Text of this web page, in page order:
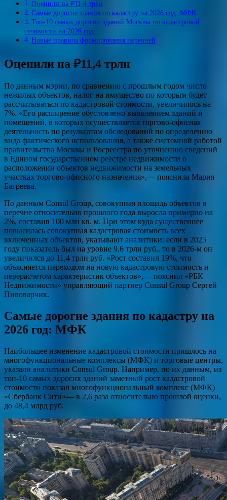
Оценили на ₽11,4 трлн
Самые дорогие здания по кадастру на 2026 год: МФК
Топ-10 самых дорогих зданий Москвы по кадастровой
стоимости на 2026 год
Новые правила формирования перечней
Оценили на ₽11,4 трлн
По данным мэрии, по сравнению с прошлым годом число
нежилых объектов, налог на имущество по которым будет
рассчитываться по кадастровой стоимости, увеличилось на
7%. «Его расширение обусловлено выявлением зданий и
помещений, в которых осуществляется торгово-офисная
деятельность по результатам обследований по определению
вида фактического использования, а также системной работой
правительства Москвы и Росреестра по уточнению сведений
в Едином государственном реестре недвижимости о
расположении объектов недвижимости на земельных
участках торгово-офисного назначения»,— пояснила Мария
Багреева.
По данным Consul Group, совокупная площадь объектов в
перечне относительно прошлого года выросла примерно на
2%, составив 100 млн кв. м. При этом куда существеннее
повысилась совокупная кадастровая стоимость всех
включенных объектов, указывают аналитики: если в 2025
году показатель был на уровне 9,6 трлн руб., то в 2026-м он
увеличился до 11,4 трлн руб. «Рост составил 19%, что
объясняется переходом на новую кадастровую стоимость и
перерасчетом характеристик объектов»,— пояснил «РБК
Недвижимости» управляющий партнер Consul Group Сергей
Пивоварчик.
Самые дорогие здания по кадастру на
2026 год: МФК
Наибольшее изменение кадастровой стоимости пришлось на
многофункциональные комплексы (МФК) и торговые центры,
указали аналитики Consul Group. Например, по их данным, из
топ-10 самых дорогих зданий заметный рост кадастровой
стоимости показал многофункциональный комплекс (МФК)
«Сбербанк Сити»— в 2,6 раза относительно прошлой оценки,
до 48,4 млрд руб.